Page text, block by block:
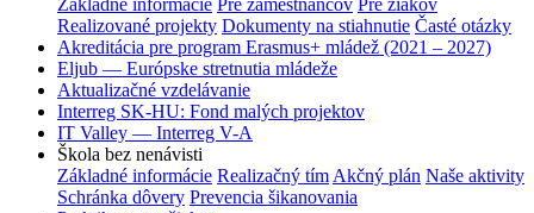
Realizované projekty Dokumenty na stiahnutie Časté otázky
Akreditácia pre program Erasmus+ mládež (2021 – 2027)
Eljub — Európske stretnutia mládeže
Aktualizačné vzdelávanie
Interreg SK-HU: Fond malých projektov
IT Valley — Interreg V-A
Škola bez nenávisti
Základné informácie Realizačný tím Akčný plán Naše aktivity
Schránka dôvery Prevencia šikanovania